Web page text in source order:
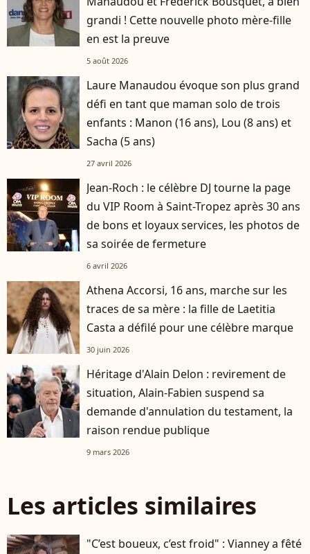
grandi ! Cette nouvelle photo mère-fille
en est la preuve
5 août 2026
Laure Manaudou évoque son plus grand
défi en tant que maman solo de trois
enfants : Manon (16 ans), Lou (8 ans) et
Sacha (5 ans)
27 avril 2026
Jean-Roch : le célèbre DJ tourne la page
du VIP Room à Saint-Tropez après 30 ans
de bons et loyaux services, les photos de
sa soirée de fermeture
6 avril 2026
Athena Accorsi, 16 ans, marche sur les
traces de sa mère : la fille de Laetitia
Casta a défilé pour une célèbre marque
30 juin 2026
Héritage d'Alain Delon : revirement de
situation, Alain-Fabien suspend sa
demande d'annulation du testament, la
raison rendue publique
9 mars 2026
Les articles similaires
"C’est boueux, c’est froid" : Vianney a fêté